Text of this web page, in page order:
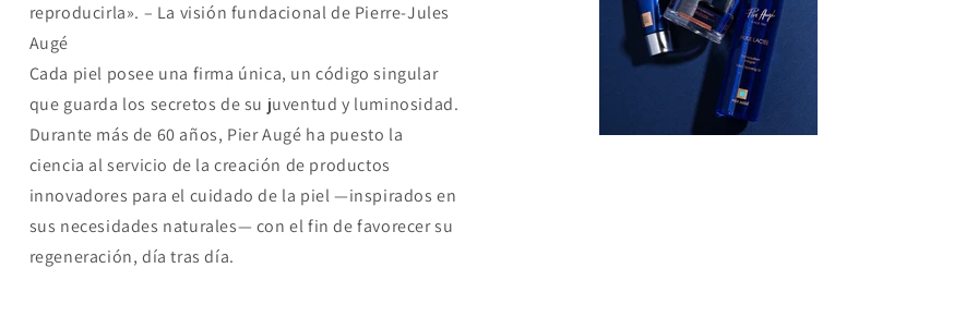
reproducirla». – La visión fundacional de Pierre-Jules
Augé
Cada piel posee una firma única, un código singular
que guarda los secretos de su juventud y luminosidad.
Durante más de 60 años, Pier Augé ha puesto la
ciencia al servicio de la creación de productos
innovadores para el cuidado de la piel —inspirados en
sus necesidades naturales— con el fin de favorecer su
regeneración, día tras día.